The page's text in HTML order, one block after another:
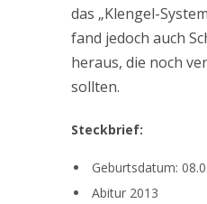
das „Klengel-
fand jedoch auch
heraus, die noch
sollten.
Steckbrief:
Geburtsdatum:
Abitur 2013